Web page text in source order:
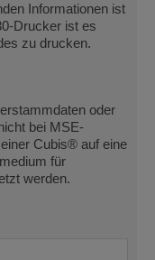
Informationen ist
Drucker ist es
zu drucken.
oder
bei MSE-
Cubis® auf eine
für
werden.